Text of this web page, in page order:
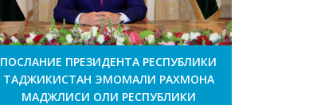
ПОСЛАНИЕ ПРЕЗИДЕНТА РЕСПУБЛИКИ
ТАДЖИКИСТАН ЭМОМАЛИ РАХМОНА
МАДЖЛИСИ ОЛИ РЕСПУБЛИКИ